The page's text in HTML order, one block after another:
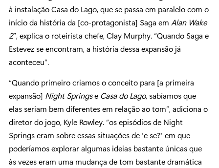
à instalação Casa do Lago, que se passa em paralelo com o
início da história da [co-protagonista] Saga em Alan Wake
2”, explica o roteirista chefe, Clay Murphy. “Quando Saga e
Estevez se encontram, a história dessa expansão já
aconteceu”.
“Quando primeiro criamos o conceito para [a primeira
expansão] Night Springse Casa do Lago, sabíamos que
elas seriam bem diferentes em relação ao tom”, adiciona o
diretor do jogo, Kyle Rowley. “os episódios de Night
Springs eram sobre essas situações de ‘e se?’ em que
poderíamos explorar algumas ideias bastante únicas que
às vezes eram uma mudança de tom bastante dramática